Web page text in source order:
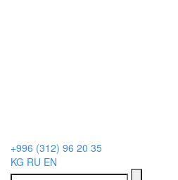
+996 (312) 96 20 35
KG RU EN